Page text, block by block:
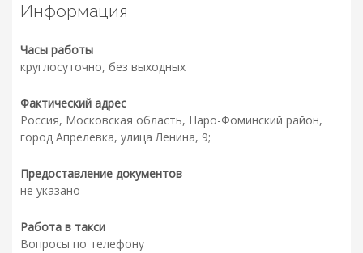
Информация
Часы работы
круглосуточно, без выходных
Фактический адрес
Россия, Московская область, Наро-Фоминский район,
город Апрелевка, улица Ленина, 9;
Предоставление документов
не указано
Работа в такси
Вопросы по телефону